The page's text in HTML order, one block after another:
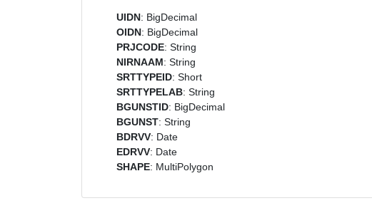
UIDN: BigDecimal
OIDN: BigDecimal
PRJCODE: String
NIRNAAM: String
SRTTYPEID: Short
SRTTYPELAB: String
BGUNSTID: BigDecimal
BGUNST: String
BDRVV: Date
EDRVV: Date
SHAPE: MultiPolygon